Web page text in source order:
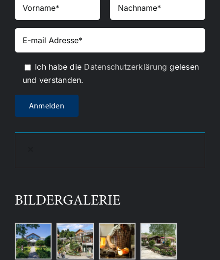
Ich habe die Datenschutzerklärung gelesen
und verstanden.
BILDERGALERIE